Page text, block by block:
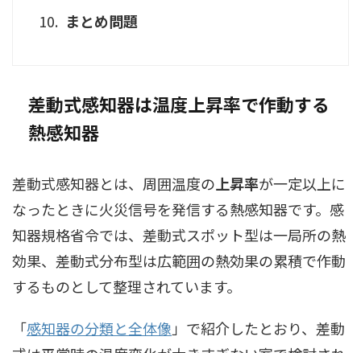
まとめ問題
差動式感知器は温度上昇率で作動する
熱感知器
差動式感知器とは、周囲温度の上昇率が一定以上に
なったときに火災信号を発信する熱感知器です。感
知器規格省令では、差動式スポット型は一局所の熱
効果、差動式分布型は広範囲の熱効果の累積で作動
するものとして整理されています。
「感知器の分類と全体像 」で紹介したとおり、差動